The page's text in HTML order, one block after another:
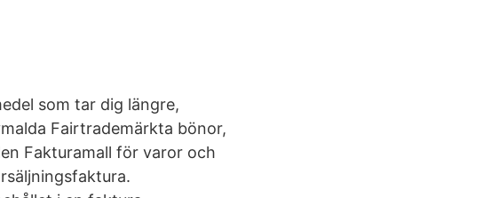
som tar dig längre,
Fairtrademärkta bönor,
Fakturamall för varor och